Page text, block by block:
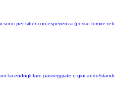
pet sitter con esperienza (posso fornire
facendogli fare passeggiate e giocando/